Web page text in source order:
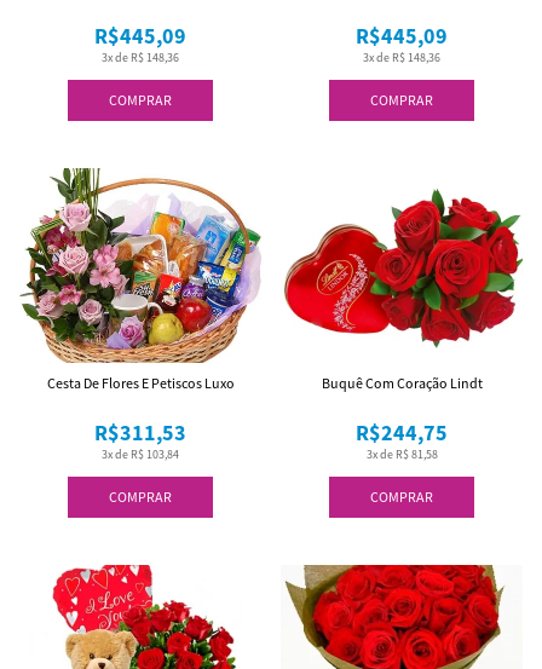
COMPRAR
3x de R$ 148,36
R$445,09
COMPRAR
3x de R$ 148,36
R$445,09
COMPRAR
3x de R$ 103,84
R$311,53
Cesta De Flores E Petiscos Luxo
COMPRAR
3x de R$ 81,58
R$244,75
Buquê Com Coração Lindt